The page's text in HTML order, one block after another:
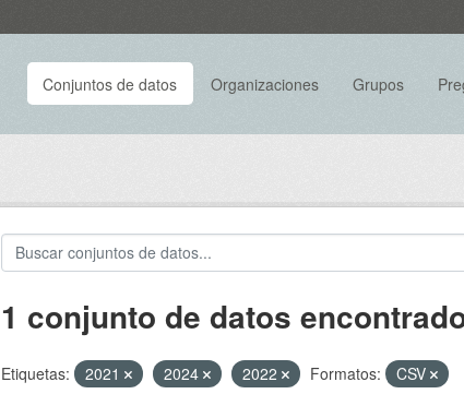
Conjuntos de datos Organizaciones Grupos
1 conjunto de datos
Etiquetas: 2021 2024 2022 Formatos: CSV